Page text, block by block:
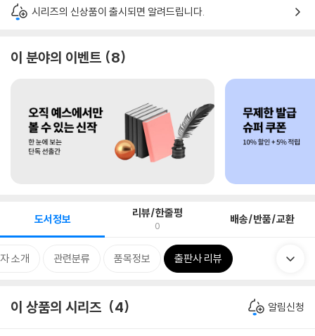
시리즈의 신상품이 출시되면 알려드립니다.
이 분야의 이벤트 8
도서정보 리뷰/한줄평
0 배송/반품/교환
소개 관련분류 품목정보 출판사 리뷰
이 상품의 시리즈 4 알림신청